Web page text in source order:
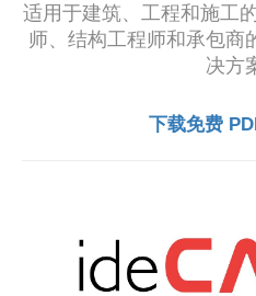
适用于建筑、工程和施工
师、结构工程师和承包商
决方
下载免费